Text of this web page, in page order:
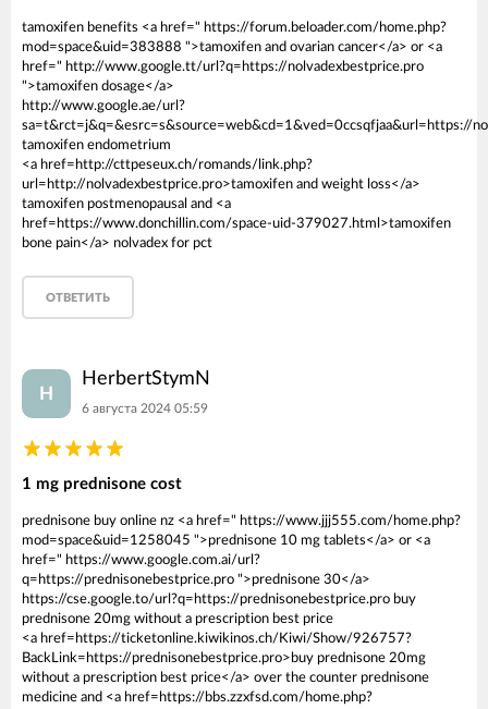
tamoxifen benefits <a href=" https://forum.beloader.com/home.php?
mod=space&uid=383888 ">tamoxifen and ovarian cancer</a> or <a
href=" http://www.google.tt/url?q=https://nolvadexbestprice.pro
">tamoxifen dosage</a>
http://www.google.ae/url?
sa=t&rct=j&q=&esrc=s&source=web&cd=1&ved=0ccsqfjaa&url=https://
tamoxifen endometrium
<a href=http://cttpeseux.ch/romands/link.php?
url=http://nolvadexbestprice.pro>tamoxifen and weight loss</a>
tamoxifen postmenopausal and <a
href=https://www.donchillin.com/space-uid-379027.html>tamoxifen
bone pain</a> nolvadex for pct
ОТВЕТИТЬ
H
HerbertStymN
6 августа 2024 05:59
1 mg prednisone cost
prednisone buy online nz <a href=" https://www.jjj555.com/home.php?
mod=space&uid=1258045 ">prednisone 10 mg tablets</a> or <a
href=" https://www.google.com.ai/url?
q=https://prednisonebestprice.pro ">prednisone 30</a>
https://cse.google.to/url?q=https://prednisonebestprice.pro buy
prednisone 20mg without a prescription best price
<a href=https://ticketonline.kiwikinos.ch/Kiwi/Show/926757?
BackLink=https://prednisonebestprice.pro>buy prednisone 20mg
without a prescription best price</a> over the counter prednisone
medicine and <a href=https://bbs.zzxfsd.com/home.php?